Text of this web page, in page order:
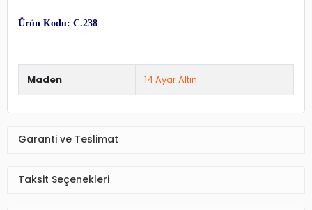
Ürün Kodu: C.238
Maden 14 Ayar Altın
Garanti ve Teslimat
Taksit Seçenekleri